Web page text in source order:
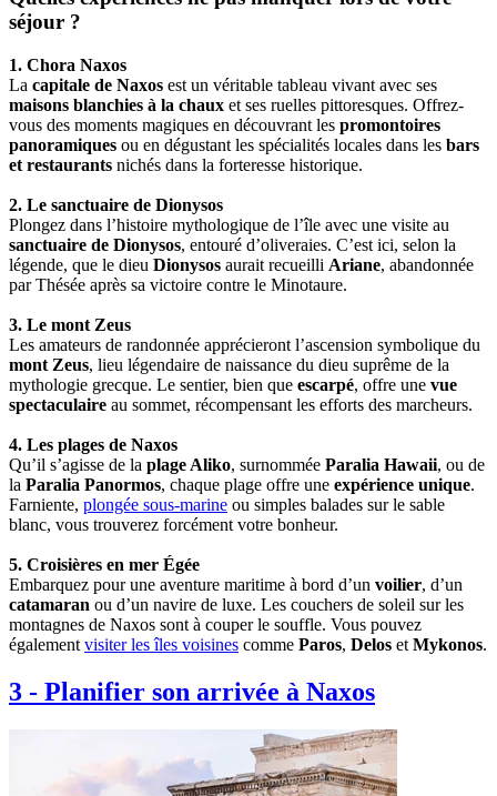
séjour ?
1. Chora Naxos
La capitale de Naxos est un véritable tableau vivant avec ses
maisons blanchies à la chaux et ses ruelles pittoresques. Offrez-
vous des moments magiques en découvrant les promontoires
panoramiques ou en dégustant les spécialités locales dans les bars
et restaurants nichés dans la forteresse historique.
2. Le sanctuaire de Dionysos
Plongez dans l’histoire mythologique de l’île avec une visite au
sanctuaire de Dionysos, entouré d’oliveraies. C’est ici, selon la
légende, que le dieu Dionysos aurait recueilli Ariane, abandonnée
par Thésée après sa victoire contre le Minotaure.
3. Le mont Zeus
Les amateurs de randonnée apprécieront l’ascension symbolique du
mont Zeus, lieu légendaire de naissance du dieu suprême de la
mythologie grecque. Le sentier, bien que escarpé, offre une vue
spectaculaire au sommet, récompensant les efforts des marcheurs.
4. Les plages de Naxos
Qu’il s’agisse de la plage Aliko, surnommée Paralia Hawaii, ou de
la Paralia Panormos, chaque plage offre une expérience unique.
Farniente, plongée sous-marine ou simples balades sur le sable
blanc, vous trouverez forcément votre bonheur.
5. Croisières en mer Égée
Embarquez pour une aventure maritime à bord d’un voilier, d’un
catamaran ou d’un navire de luxe. Les couchers de soleil sur les
montagnes de Naxos sont à couper le souffle. Vous pouvez
également visiter les îles voisines comme Paros, Delos et Mykonos.
3 - Planifier son arrivée à Naxos